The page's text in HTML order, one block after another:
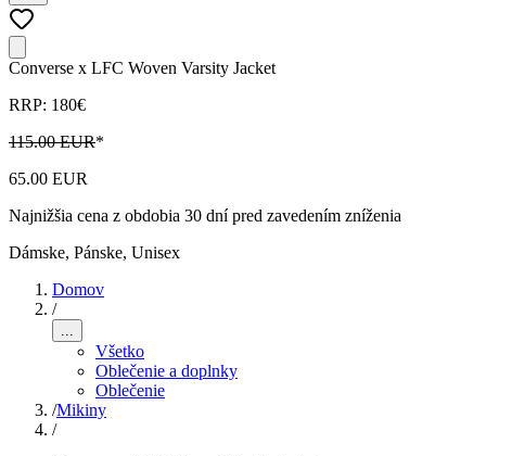
Converse x LFC Woven Varsity Jacket
RRP: 180€
115.00 EUR*
65.00 EUR
Najnižšia cena z obdobia 30 dní pred zavedením zníženia
Dámske, Pánske, Unisex
Domov
/
...
Všetko
Oblečenie a doplnky
Oblečenie
/Mikiny
/